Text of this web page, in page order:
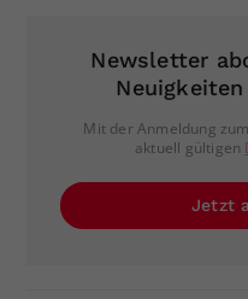
Newsletter
Mit der Anmeldung
aktuell gültigen
Jetzt